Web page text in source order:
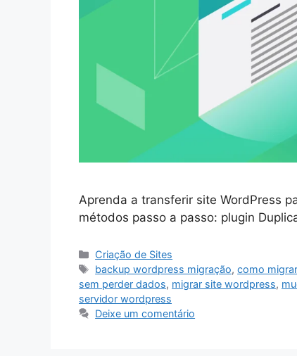
Aprenda a transferir site WordPress
métodos passo a passo: plugin
Categorias
Criação de Sites
Tags
backup wordpress migração,como
sem perder dados, migrar site wordpress,
servidor wordpress
Deixe um comentário